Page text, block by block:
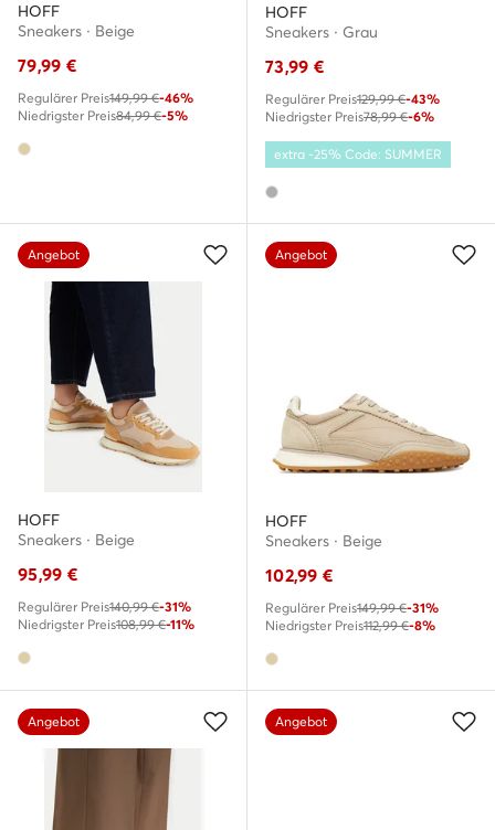
HOFF
Sneakers · Beige
79,99 €
Regulärer Preis149,99 €-46%
Niedrigster Preis84,99 €-5%
HOFF
Sneakers · Grau
73,99 €
Regulärer Preis129,99 €-43%
Niedrigster Preis78,99 €-6%
extra -25% Code: SUMMER
Angebot
HOFF
Sneakers · Beige
95,99 €
Regulärer Preis140,99 €-31%
Niedrigster Preis108,99 €-11%
Angebot
HOFF
Sneakers · Beige
102,99 €
Regulärer Preis149,99 €-31%
Niedrigster Preis112,99 €-8%
Angebot Angebot